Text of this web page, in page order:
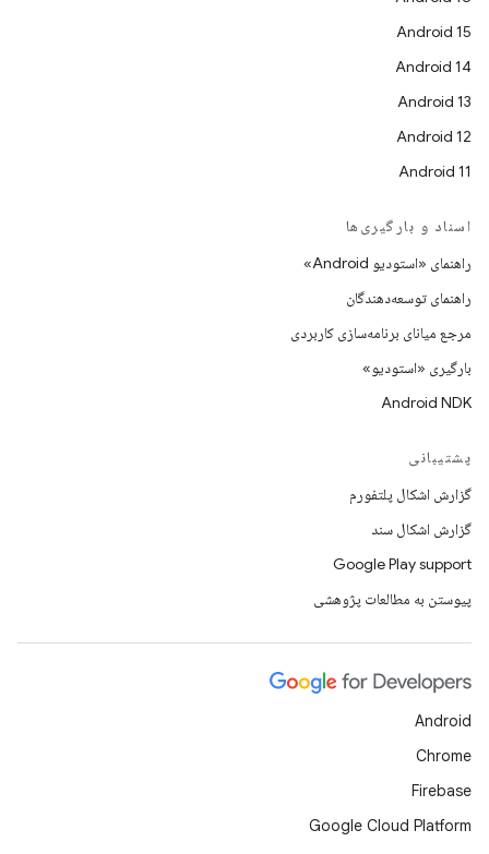
Android 15
Android 14
Android 13
Android 12
Android 11
اسناد و بارگیری‌ها
راهنمای «استودیو Android»
راهنمای توسعه‌دهندگان
مرجع میانای برنامه‌سازی کاربردی
بارگیری «استودیو»
Android NDK
پشتیبانی
گزارش اشکال پلتفورم
گزارش اشکال سند
Google Play support
پیوستن به مطالعات پژوهشی
Android
Chrome
Firebase
Google Cloud Platform